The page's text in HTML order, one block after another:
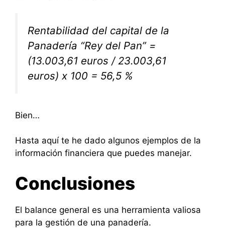
Rentabilidad del capital de la
Panadería “Rey del Pan” =
(13.003,61 euros / 23.003,61
euros) x 100 = 56,5 %
Bien…
Hasta aquí te he dado algunos ejemplos de la
información financiera que puedes manejar.
Conclusiones
El balance general es una herramienta valiosa
para la gestión de una panadería.